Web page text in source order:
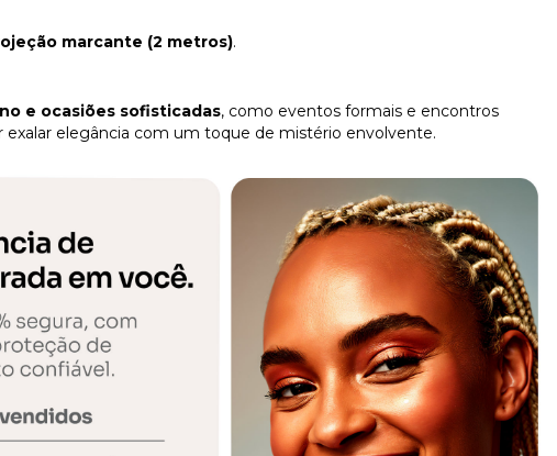
marcante (2 metros).
e ocasiões sofisticadas, como eventos formais e encontros
elegância com um toque de mistério envolvente.